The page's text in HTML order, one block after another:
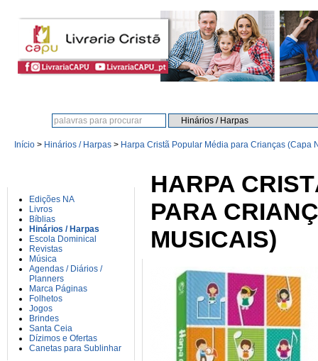
Início > Hinários / Harpas > Harpa Cristã Popular Média para Crianças (Capa
Edições NA
Livros
Bíblias
Hinários / Harpas
Escola Dominical
Revistas
Música
Agendas / Diários /
Planners
Marca Páginas
Folhetos
Jogos
Brindes
Santa Ceia
Dízimos e Ofertas
Canetas para Sublinhar
HARPA
PARA
MUSICAIS)